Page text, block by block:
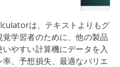
は、テキストよりもグ
学習者のために、他の製品
やすい計算機にデータを入
、予想損失、最適なバリエ